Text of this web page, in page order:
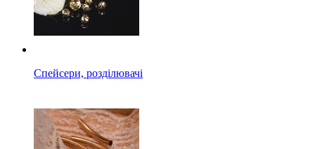
Спейсери, розділювачі